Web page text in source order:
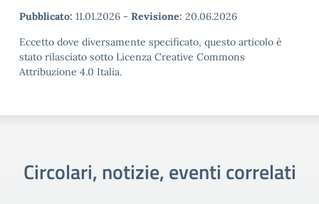
Pubblicato: 11.01.2026 - Revisione: 20.06.2026
Eccetto dove diversamente specificato, questo articolo è
stato rilasciato sotto Licenza Creative Commons
Attribuzione 4.0 Italia.
Circolari, notizie, eventi correlati